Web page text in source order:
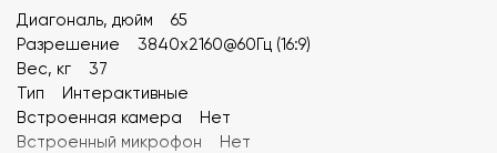
Диагональ, дюйм 65
Разрешение 3840x2160@60Гц (16:9)
Вес, кг 37
Тип Интерактивные
Встроенная камера Нет
Встроенный микрофон Нет